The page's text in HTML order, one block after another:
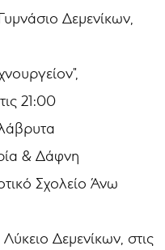
Δεμενίκων,
21:00
& Δάφνη
Σχολείο Άνω
Δεμενίκων, στις